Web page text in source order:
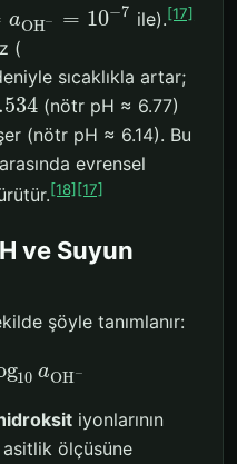
aOH− = 10−7 ile).[17]
(
sıcaklıkla artar;
(nötr pH ≈ 6.77)
(nötr pH ≈ 6.14). Bu
evrensel
[18] [17]
ve Suyun
şöyle tanımlanır:
10 aOH−
iyonlarının
ölçüsüne